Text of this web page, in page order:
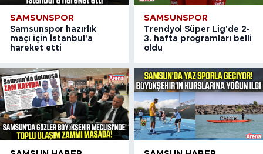
SAMSUNSPOR
Samsunspor hazırlık
maçı için İstanbul'a
hareket etti
SAMSUNSPOR
Trendyol Süper Lig'de 2-
3. hafta programları belli
oldu